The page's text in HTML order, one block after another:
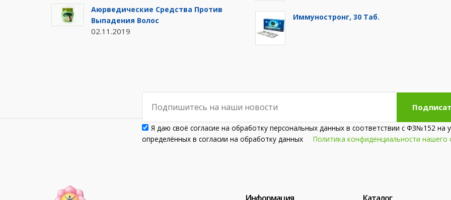
Аюрведические Средства Против
Выпадения Волос
02.11.2019
Иммуностронг, 30 Таб.
Я даю своё согласие на обработку персональных данных в соответствии с ФЗ№152 на
определённых в согласии на обработку данных Политика конфиденциальности нашего